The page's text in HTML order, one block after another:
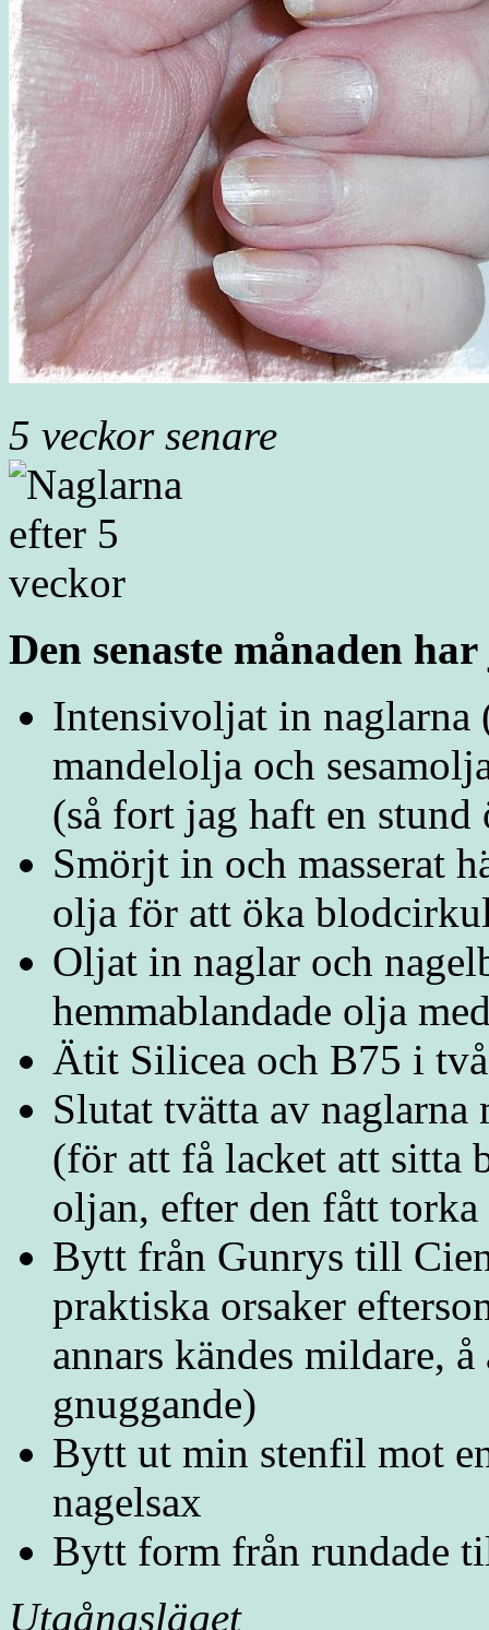
5 veckor senare
Den senaste månaden
Intensivoljat in naglarna
mandelolja och
(så fort jag haft en stund
Smörjt in och masserat
olja för att öka
Oljat in naglar och
hemmablandade olja
Ätit Silicea och B75 i
Slutat tvätta av
(för att få lacket att sitta
oljan, efter den fått
Bytt från Gunrys till
praktiska orsaker
annars kändes mildare,
gnuggande)
Bytt ut min stenfil mot
nagelsax
Bytt form från rundade
Utgångsläget